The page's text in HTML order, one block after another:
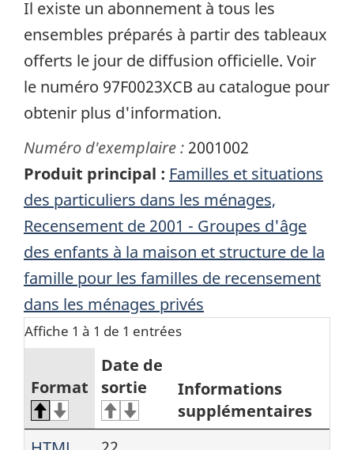
Il existe un abonnement à tous les
ensembles préparés à partir des tableaux
offerts le jour de diffusion officielle. Voir
le numéro 97F0023XCB au catalogue pour
obtenir plus d'information.
Numéro d'exemplaire : 2001002
Produit principal : Familles et situations
des particuliers dans les ménages,
Recensement de 2001 - Groupes d'âge
des enfants à la maison et structure de la
famille pour les familles de recensement
dans les ménages privés
Affiche 1 à 1 de 1 entrées
Format
Date de
sortie
Informations
supplémentaires